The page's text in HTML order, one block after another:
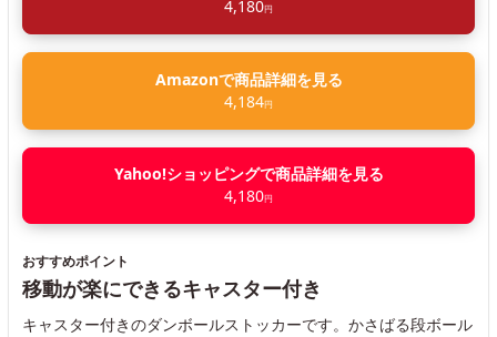
4,180円
Amazonで商品詳細を見る
4,184円
Yahoo!ショッピングで商品詳細を見る
4,180円
おすすめポイント
移動が楽にできるキャスター付き
キャスター付きのダンボールストッカーです。かさばる段ボール